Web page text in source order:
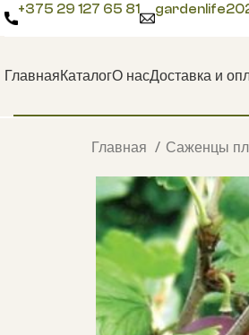
+375 29 127 65 81
ГлавнаяКаталогО насДоставка и
Главная Саженцы